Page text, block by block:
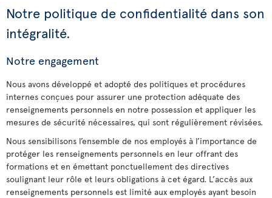
Notre politique de confidentialité dans son
intégralité.
Notre engagement
Nous avons développé et adopté des politiques et procédures
internes conçues pour assurer une protection adéquate des
renseignements personnels en notre possession et appliquer les
mesures de sécurité nécessaires, qui sont régulièrement révisées.
Nous sensibilisons l’ensemble de nos employés à l’importance de
protéger les renseignements personnels en leur offrant des
formations et en émettant ponctuellement des directives
soulignant leur rôle et leurs obligations à cet égard. L’accès aux
renseignements personnels est limité aux employés ayant besoin